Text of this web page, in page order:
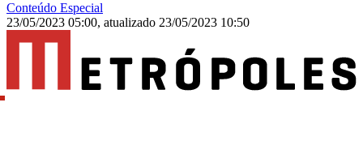
Conteúdo Especial
23/05/2023 05:00, atualizado 23/05/2023 10:50